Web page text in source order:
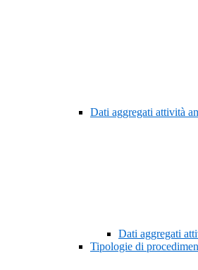
Dati aggregati attività
Dati aggregati
Tipologie di